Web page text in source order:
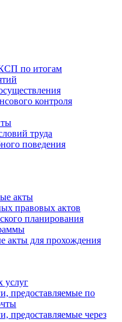
по итогам
контроля
труда
поведения
акты
правовых актов
планирования
акты для прохождения
услуг
предоставляемые по
предоставляемые через